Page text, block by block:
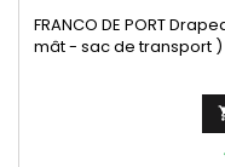
FRANCO DE PORT
mât - sac de transport
spéciale roue
base